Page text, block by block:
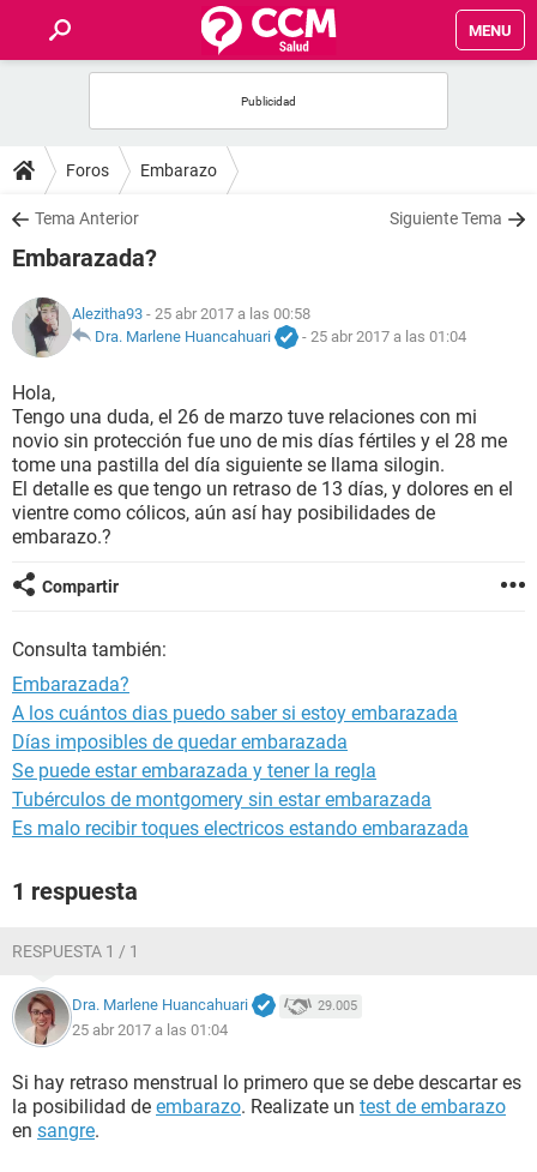
MENU
FOROS
SALUD
NUTRICIÓN
BIENESTAR
SEXUALIDAD
GLOSARIO
Foros Embarazo
Tema Anterior Siguiente Tema
Embarazada?
Alezitha93 - 25 abr 2017 a las 00:58
Dra. Marlene Huancahuari
- 25 abr 2017 a las 01:04
Hola,
Tengo una duda, el 26 de marzo tuve relaciones con mi
novio sin protección fue uno de mis días fértiles y el 28 me
tome una pastilla del día siguiente se llama silogin.
El detalle es que tengo un retraso de 13 días, y dolores en el
vientre como cólicos, aún así hay posibilidades de
embarazo.?
Compartir
Consulta también:
Embarazada?
A los cuántos dias puedo saber si estoy embarazada
Días imposibles de quedar embarazada
Se puede estar embarazada y tener la regla
Tubérculos de montgomery sin estar embarazada
Es malo recibir toques electricos estando embarazada
1 respuesta
RESPUESTA 1 / 1
Dra. Marlene Huancahuari 29.005
25 abr 2017 a las 01:04
Si hay retraso menstrual lo primero que se debe descartar es
la posibilidad de embarazo. Realizate un test de embarazo
en sangre.